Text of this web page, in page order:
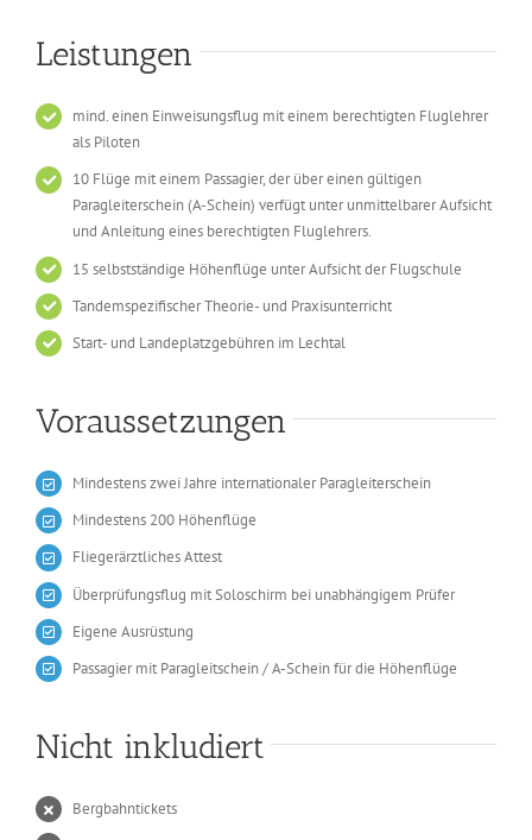
Leistungen
mind. einen Einweisungsflug mit einem berechtigten Fluglehrer
als Piloten
10 Flüge mit einem Passagier, der über einen gültigen
Paragleiterschein (A-Schein) verfügt unter unmittelbarer Aufsicht
und Anleitung eines berechtigten Fluglehrers.
15 selbstständige Höhenflüge unter Aufsicht der Flugschule
Tandemspezifischer Theorie- und Praxisunterricht
Start- und Landeplatzgebühren im Lechtal
Voraussetzungen
Mindestens zwei Jahre internationaler Paragleiterschein
Mindestens 200 Höhenflüge
Fliegerärztliches Attest
Überprüfungsflug mit Soloschirm bei unabhängigem Prüfer
Eigene Ausrüstung
Passagier mit Paragleitschein / A-Schein für die Höhenflüge
Nicht inkludiert
Bergbahntickets